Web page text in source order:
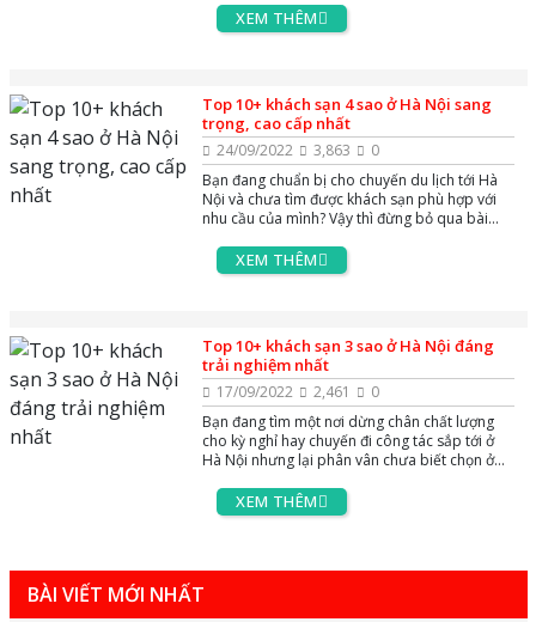
sao, có nội thất tiện nghi, không gian sang
trọng bậc nhất.
XEM THÊM
Top 10+ khách sạn 4 sao ở Hà Nội sang
trọng, cao cấp nhất
24/09/2022 3,863
0
Bạn đang chuẩn bị cho chuyến du lịch tới Hà
Nội và chưa tìm được khách sạn phù hợp với
nhu cầu của mình? Vậy thì đừng bỏ qua bài
top 10+ khách sạn 4 sao ở Hà Nội được lựa
chọn nhiều nhất năm 2022
XEM THÊM
Top 10+ khách sạn 3 sao ở Hà Nội đáng
trải nghiệm nhất
17/09/2022 2,461
0
Bạn đang tìm một nơi dừng chân chất lượng
cho kỳ nghỉ hay chuyến đi công tác sắp tới ở
Hà Nội nhưng lại phân vân chưa biết chọn ở
ở Hà Nội vừa thoải mái và dễ dàng đi lại luôn
là thắc mắc của nhiều người khi du lịch tại đây.
tín tại Hà Nội.
XEM THÊM
BÀI VIẾT MỚI NHẤT